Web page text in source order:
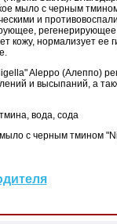
мыло с черным
и
нормализует ее
Aleppo (Алеппо)
и высыпаний, а
вода, сода
с черным тмином